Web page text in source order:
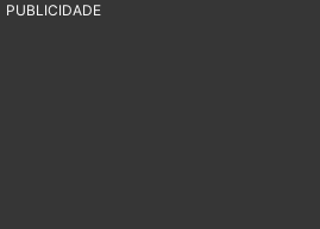
PUBLICIDADE